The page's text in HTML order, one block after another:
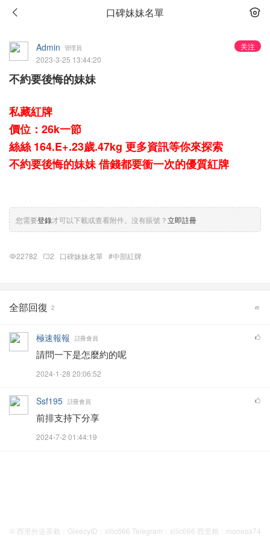
口碑妹妹名單
关注
Admin 管理員
2023-3-25 13:44:20
不約要後悔的妹妹
私藏紅牌
價位：26k一節
絲絲 164.E+.23歲.47kg 更多資訊等你來探索
不約要後悔的妹妹 借錢都要衝一次的優質紅牌
您需要登錄才可以下載或查看附件。沒有賬號？立即註冊
22782 2 口碑妹妹名單 #中部紅牌
全部回復 2
極速報報 註冊會員
請問一下是怎麼約的呢
2024-1-28 20:06:52
Ssf195 註冊會員
前排支持下分享
2024-7-2 01:44:19
© 西里外送茶賴：GleezyID：xilic666 Telegram：xilic666 西里賴：monesa74